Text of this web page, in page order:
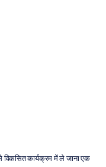
विकसित कार्यक्रम में ले जाना एक